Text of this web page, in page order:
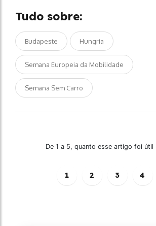
Tudo sobre:
Budapeste Hungria
Semana Europeia da Mobilidade
Semana Sem Carro
De 1 a 5, quanto esse artigo foi útil
1 2 3 4